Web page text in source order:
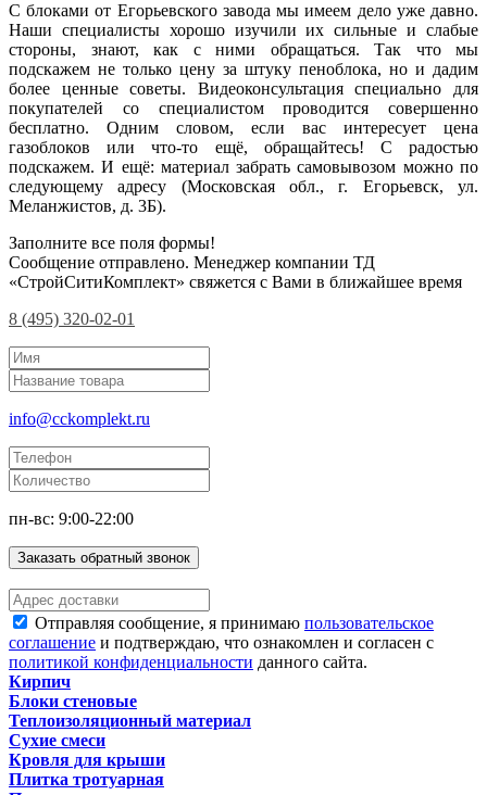
С блоками от Егорьевского завода мы имеем дело уже давно.
Наши специалисты хорошо изучили их сильные и слабые
стороны, знают, как с ними обращаться. Так что мы
подскажем не только цену за штуку пеноблока, но и дадим
более ценные советы. Видеоконсультация специально для
покупателей со специалистом проводится совершенно
бесплатно. Одним словом, если вас интересует цена
газоблоков или что-то ещё, обращайтесь! С радостью
подскажем. И ещё: материал забрать самовывозом можно по
следующему адресу (Московская обл., г. Егорьевск, ул.
Меланжистов, д. 3Б).
Заполните все поля формы!
Сообщение отправлено. Менеджер компании ТД
«СтройСитиКомплект» свяжется с Вами в ближайшее время
8 (495) 320-02-01
info@cckomplekt.ru
пн-вс: 9:00-22:00
Заказать обратный звонок
Отправляя сообщение, я принимаю пользовательское
соглашение и подтверждаю, что ознакомлен и согласен с
политикой конфиденциальности данного сайта.
Кирпич
Блоки стеновые
Теплоизоляционный материал
Сухие смеси
Кровля для крыши
Плитка тротуарная